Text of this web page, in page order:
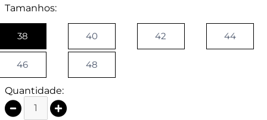
Tamanhos:
38 40 42 44
46 48
Quantidade: